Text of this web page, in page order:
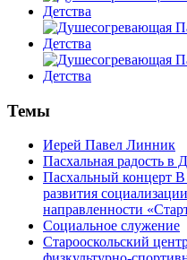
Темы
Иерей Павел Линник
Пасхальная радость в
Пасхальный концерт В
развития
направленности
Социальное служение
Старооскольский